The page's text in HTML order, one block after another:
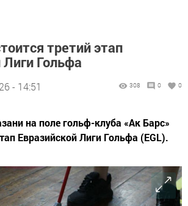
третий этап
Лиги Гольфа
- 14:51 308 0 0
на поле гольф-клуба «Ак Барс»
Евразийской Лиги Гольфа (EGL).